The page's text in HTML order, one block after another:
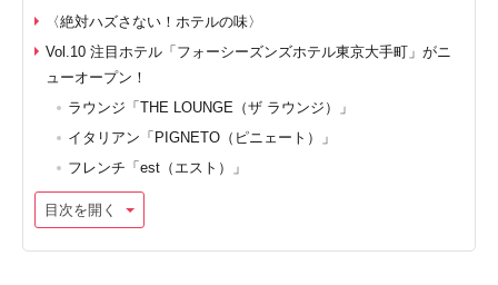
〈絶対ハズさない！ホテルの味〉
Vol.10 注目ホテル「フォーシーズンズホテル東京大手町」がニ
ューオープン！
ラウンジ「THE LOUNGE（ザ ラウンジ）」
イタリアン「PIGNETO（ピニェート）」
フレンチ「est（エスト）」
目次を開く